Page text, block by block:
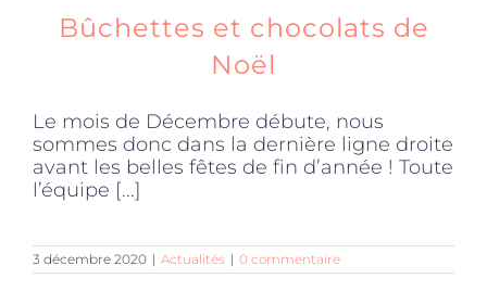
Bûchettes et chocolats de
Noël
Le mois de Décembre débute, nous
sommes donc dans la dernière ligne droite
avant les belles fêtes de fin d’année ! Toute
l’équipe [...]
3 décembre 2020 | Actualités | 0 commentaire